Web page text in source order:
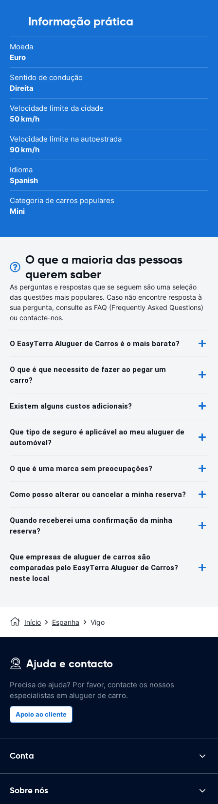
Informação prática
Moeda
Euro
Sentido de condução
Direita
Velocidade limite da cidade
50 km/h
Velocidade limite na autoestrada
90 km/h
Idioma
Spanish
Categoria de carros populares
Mini
O que a maioria das pessoas
querem saber
As perguntas e respostas que se seguem são uma seleção
das questões mais populares. Caso não encontre resposta à
sua pergunta, consulte as FAQ (Frequently Asked Questions)
ou contacte-nos.
O EasyTerra Aluguer de Carros é o mais barato?
O que é que necessito de fazer ao pegar um
carro?
Existem alguns custos adicionais?
Que tipo de seguro é aplicável ao meu aluguer de
automóvel?
O que é uma marca sem preocupações?
Como posso alterar ou cancelar a minha reserva?
Quando receberei uma confirmação da minha
reserva?
Que empresas de aluguer de carros são
comparadas pelo EasyTerra Aluguer de Carros?
neste local
Início Espanha Vigo
Ajuda e contacto
Precisa de ajuda? Por favor, contacte os nossos
especialistas em aluguer de carro.
Apoio ao cliente
Conta
Sobre nós